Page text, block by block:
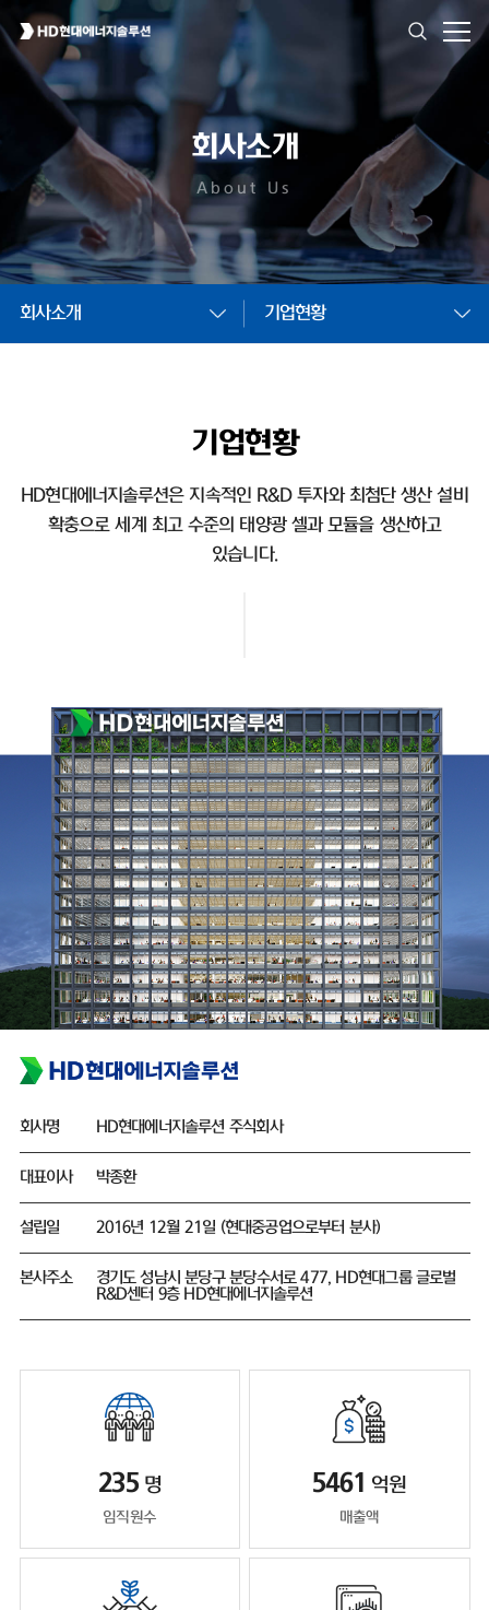
회사소개
About Us
회사소개 기업현황
기업현황
HD현대에너지솔루션은 지속적인 R&D 투자와 최첨단 생산 설비
확충으로 세계 최고 수준의 태양광 셀과 모듈을 생산하고
있습니다.
회사명 HD현대에너지솔루션 주식회사
대표이사 박종환
설립일 2016년 12월 21일 (현대중공업으로부터 분사)
본사주소
경기도 성남시 분당구 분당수서로 477, HD현대그룹 글로벌
R&D센터 9층 HD현대에너지솔루션
235 명
임직원수
5461 억원
매출액